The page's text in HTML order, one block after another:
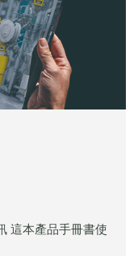
這本產品手冊書使